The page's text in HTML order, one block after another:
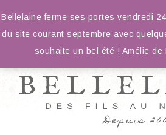
Bellelaine ferme ses portes vendredi
du site courant septembre avec
souhaite un bel été ! Amélie de